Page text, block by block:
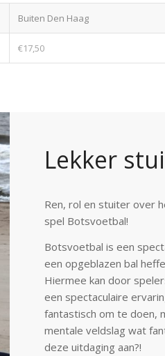
Buiten Den Haag
€17,50
Lekker
Ren, rol en stuiter over
spel Botsvoetbal!
Botsvoetbal is een
een opgeblazen bal
Hiermee kan door
een spectaculaire
fantastisch om te doen,
mentale veldslag wat
deze uitdaging aan?!